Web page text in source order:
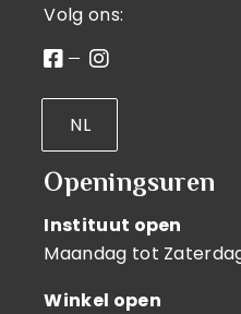
Volg ons:
NL
Openingsuren
Instituut open
Maandag tot
Winkel open